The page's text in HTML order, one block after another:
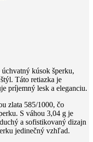
kúsok šperku,
Táto retiazka je
príjemný lesk a eleganciu.
zlata 585/1000, čo
S váhou 3,04 g je
a sofistikovaný dizajn
jedinečný vzhľad.